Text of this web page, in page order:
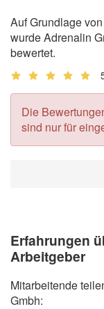
Auf Grundlage
wurde Adrenalin
bewertet.
Die
sind nur für
Erfahrungen
Arbeitgeber
Mitarbeitende
Gmbh: